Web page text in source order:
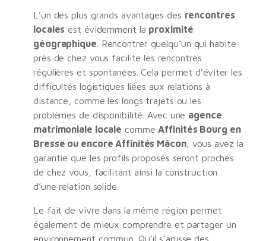
L’un des plus grands avantages des rencontres
locales est évidemment la proximité
géographique . Rencontrer quelqu’un qui habite
près de chez vous facilite les rencontres
régulières et spontanées. Cela permet d’éviter les
difficultés logistiques liées aux relations à
distance, comme les longs trajets ou les
problèmes de disponibilité. Avec une agence
matrimoniale locale commeAffinités Bourg en
Bresse ou encore Affinités Mâcon, vous avez la
garantie que les profils proposés seront proches
de chez vous, facilitant ainsi la construction
d’une relation solide.
Le fait de vivre dans la même région permet
également de mieux comprendre et partager un
environnement commun. Qu’il s’agisse des